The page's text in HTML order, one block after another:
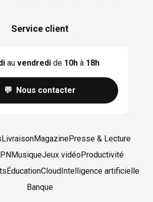
Service client
au vendredide 10hà 18h
💬 Nous contacter
LivraisonMagazinePresse & Lecture
MusiqueJeux vidéoProductivité
ÉducationCloud Intelligence artificielle
Banque